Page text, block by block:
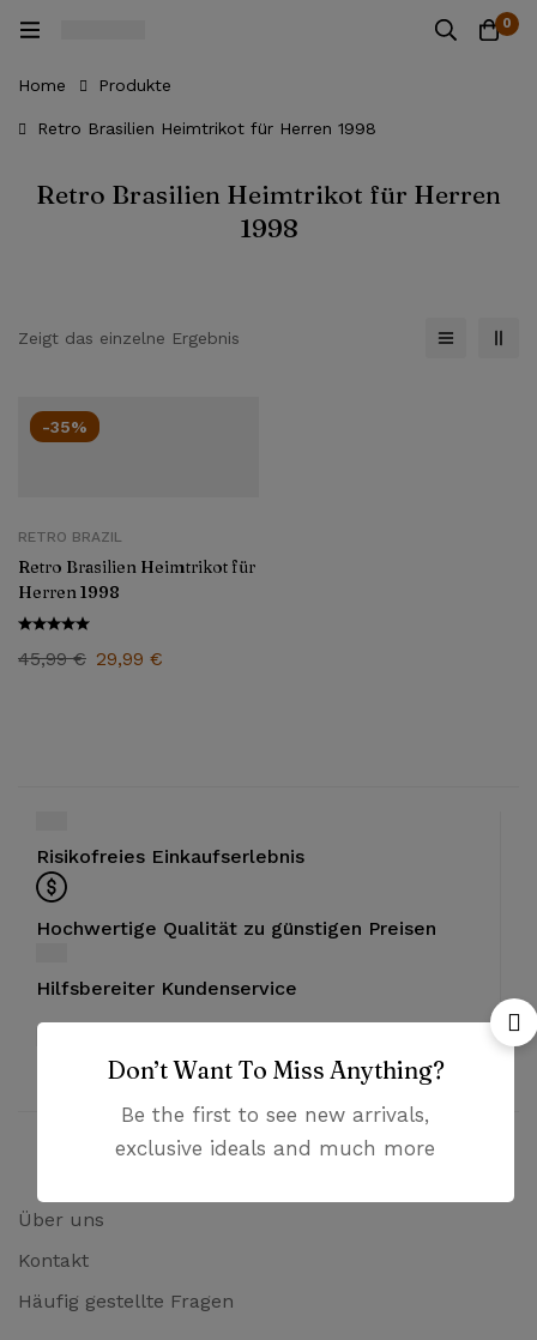
0
Home Produkte
Retro Brasilien Heimtrikot für Herren 1998
Retro Brasilien Heimtrikot für Herren
1998
Zeigt das einzelne Ergebnis
-35%
RETRO BRAZIL
Retro Brasilien Heimtrikot für
Herren 1998
45,99€ 29,99 €
Risikofreies Einkaufserlebnis
Hochwertige Qualität zu günstigen Preisen
Hilfsbereiter Kundenservice
Bezahlung mit PayPal und Kreditkarten
Über uns
Kontakt
Häufig gestellte Fragen
Don’t Want To Miss Anything?
Be the first to see new arrivals,
exclusive ideals and much more